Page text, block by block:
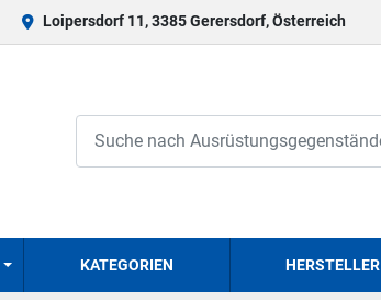
Loipersdorf 11, 3385 Gerersdorf, Österreich
KATEGORIEN HERSTELLER